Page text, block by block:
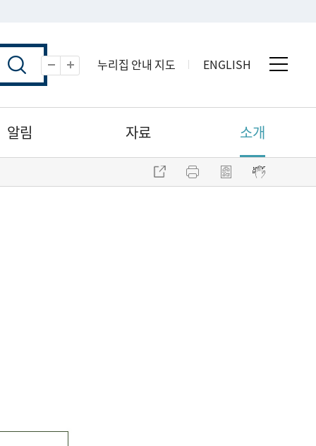
축소 누리집 안내 지도 ENGLISH
알림 자료 소개
주소 복사 프린트 점자파일 내려받기